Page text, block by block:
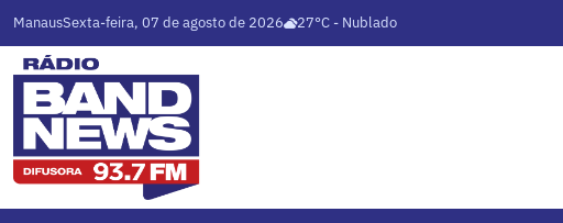
ManausSexta-feira, 07 de agosto de 2026 27°C - Nublado